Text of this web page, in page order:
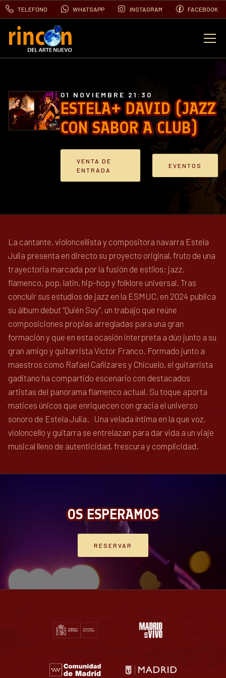
TELEFONO WHATSAPP INSTAGRAM FACEBOOK
ESTELA+ DAVID (JAZZ
CON SABOR A CLUB)
01 NOVIEMBRE 21:30
VENTA DE
ENTRADA
EVENTOS
La cantante, violoncellista y compositora navarra Estela
Julia presenta en directo su proyecto original, fruto de una
trayectoria marcada por la fusión de estilos: jazz,
flamenco, pop, latin, hip-hop y folklore universal. Tras
concluir sus estudios de jazz en la ESMUC, en 2024 publica
su álbum debut “Quién Soy”, un trabajo que reúne
composiciones propias arregladas para una gran
formación y que en esta ocasión interpreta a dúo junto a su
gran amigo y guitarrista Víctor Franco. Formado junto a
maestros como Rafael Cañizares y Chicuelo, el guitarrista
gaditano ha compartido escenario con destacados
artistas del panorama flamenco actual. Su toque aporta
matices únicos que enriquecen con gracia el universo
sonoro de Estela Julia. Una velada íntima en la que voz,
violoncello y guitarra se entrelazan para dar vida a un viaje
musical lleno de autenticidad, frescura y complicidad.
OS ESPERAMOS
RESERVAR
EVENTOS
FOTOS
VIDEOS